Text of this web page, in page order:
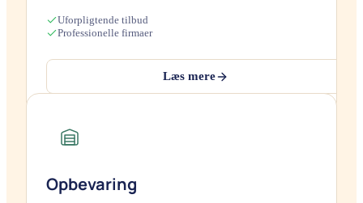
Uforpligtende tilbud
Professionelle firmaer
Læs mere
Opbevaring